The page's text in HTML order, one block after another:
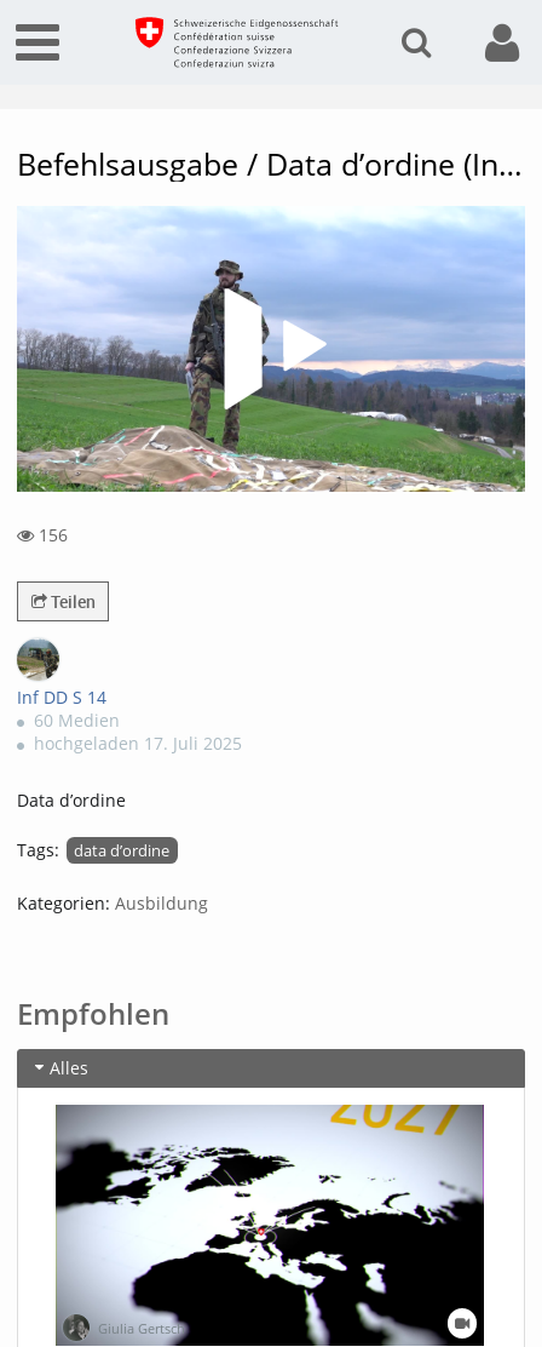
Befehlsausgabe / Data d’ordine (Inf DD S 14)
156
Teilen
Inf DD S 14
60 Medien
hochgeladen 17. Juli 2025
Data d’ordine
Tags: data d’ordine
Kategorien: Ausbildung
Empfohlen
Alles
Giulia Gertsch